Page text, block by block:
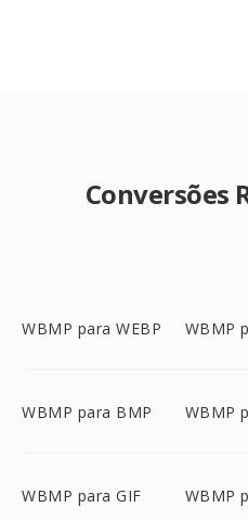
Conversões
WBMP para WEBP WBMP
WBMP para BMP WBMP
WBMP para GIF WBMP